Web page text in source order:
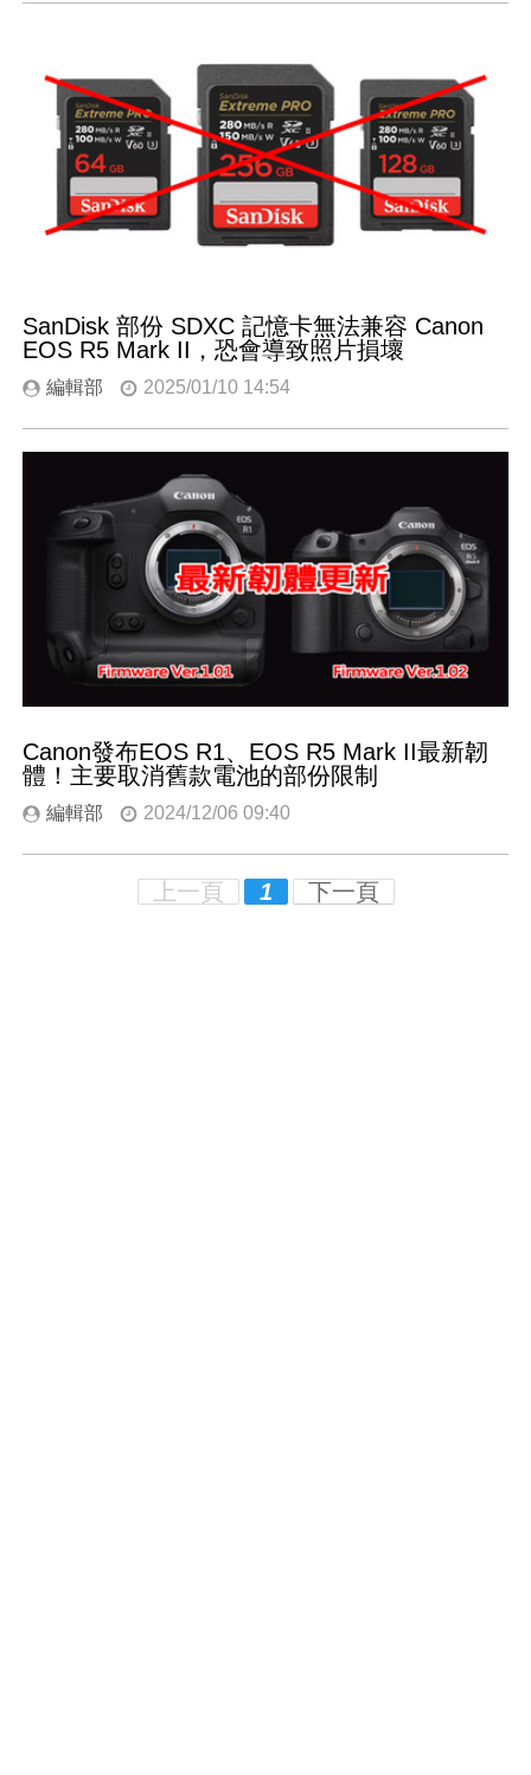
SanDisk 部份 SDXC 記憶卡無法兼容 Canon
EOS R5 Mark II，恐會導致照片損壞
編輯部 2025/01/10 14:54
Canon發布EOS R1、EOS R5 Mark II最新韌
體！主要取消舊款電池的部份限制
編輯部 2024/12/06 09:40
上一頁 1 下一頁